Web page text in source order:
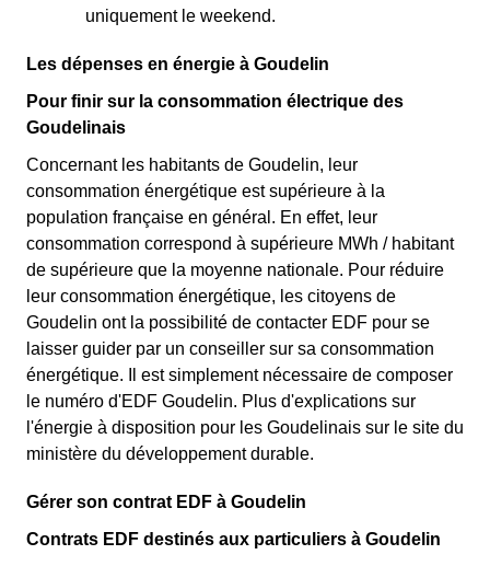
uniquement le weekend.
Les dépenses en énergie à Goudelin
Pour finir sur la consommation électrique des
Goudelinais
Concernant les habitants de Goudelin, leur
consommation énergétique est supérieure à la
population française en général. En effet, leur
consommation correspond à supérieure MWh / habitant
de supérieure que la moyenne nationale. Pour réduire
leur consommation énergétique, les citoyens de
Goudelin ont la possibilité de contacter EDF pour se
laisser guider par un conseiller sur sa consommation
énergétique. Il est simplement nécessaire de composer
le numéro d'EDF Goudelin. Plus d'explications sur
l'énergie à disposition pour les Goudelinais sur le site du
ministère du développement durable.
Gérer son contrat EDF à Goudelin
Contrats EDF destinés aux particuliers à Goudelin